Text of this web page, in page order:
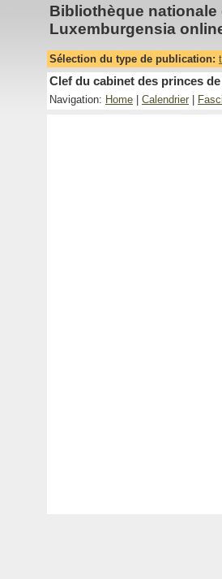
Bibliothèque
Luxemburgensia
Sélection du type de publication:
Clef du cabinet des princes
Navigation: Home Calendrier